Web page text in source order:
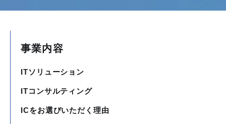
事業内容
ITソリューション
ITコンサルティング
ICをお選びいただく理由